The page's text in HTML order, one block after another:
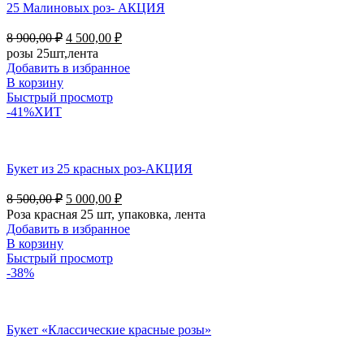
25 Малиновых роз- АКЦИЯ
8 900,00₽ 4 500,00 ₽
розы 25шт,лента
Добавить в избранное
В корзину
Быстрый просмотр
-41%ХИТ
Букет из 25 красных роз-АКЦИЯ
8 500,00₽ 5 000,00 ₽
Роза красная 25 шт, упаковка, лента
Добавить в избранное
В корзину
Быстрый просмотр
-38%
Букет «Классические красные розы»